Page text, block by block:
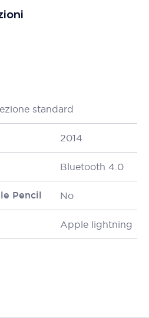
standard
2014
Bluetooth 4.0
Pencil No
Apple lightning